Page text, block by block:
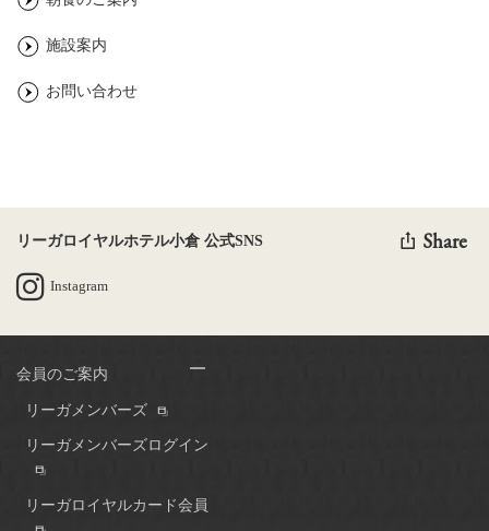
施設案内
お問い合わせ
リーガロイヤルホテル小倉 公式SNS
Instagram
Share
会員のご案内
リーガメンバーズ
リーガメンバーズログイン
リーガロイヤルカード会員